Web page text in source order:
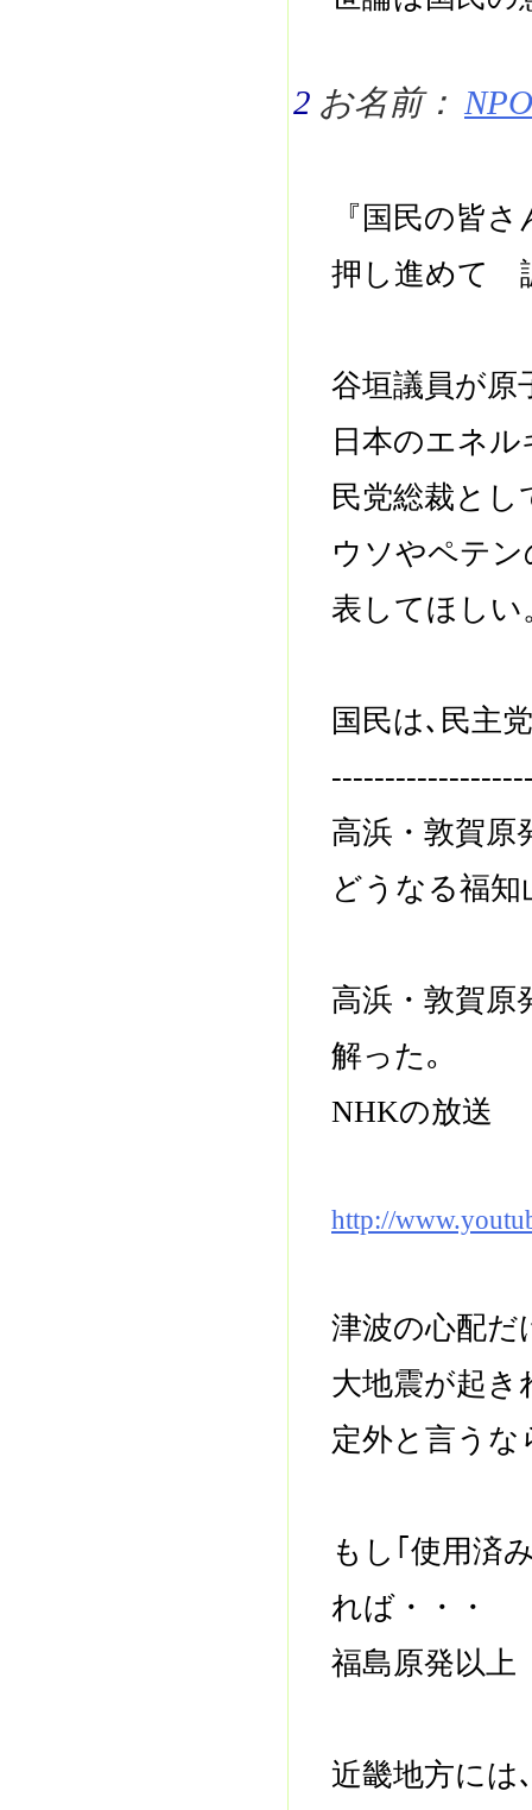
2 お名前：
『国民の皆
押し進めて
谷垣議員が
日本のエネ
民党総裁と
ウソやペテ
表してほしい
国民は､民主
高浜・敦賀
どうなる福知
高浜・敦賀原
解った｡
NHKの放送
http://
津波の心配だ
大地震が起き
定外と言う
もし｢使用済
れば・・・
福島原発以
近畿地方に